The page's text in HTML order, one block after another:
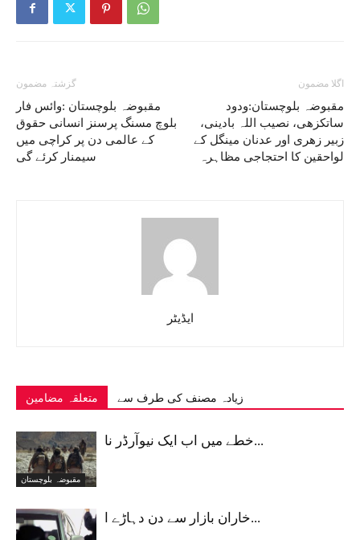
گزشتہ مضمون
مقبوضہ بلوچستان :وائس فار
بلوچ مسنگ پرسنز انسانی حقوق
کے عالمی دن پر کراچی میں
سیمنار کرئے گی
اگلا مضمون
مقبوضہ بلوچستان:ودود
ساتکزھی، نصیب اللہ بادینی،
زبیر زھری اور عدنان مینگل کے
لواحقین کا احتجاجی مظاہرہ
ایڈیٹر
متعلقہ مضامین زیادہ مصنف کی طرف سے
مقبوضہ بلوچستان
خطے میں اب ایک نیوآرڈر نا...
خاران بازار سے دن دہاڑے ا...